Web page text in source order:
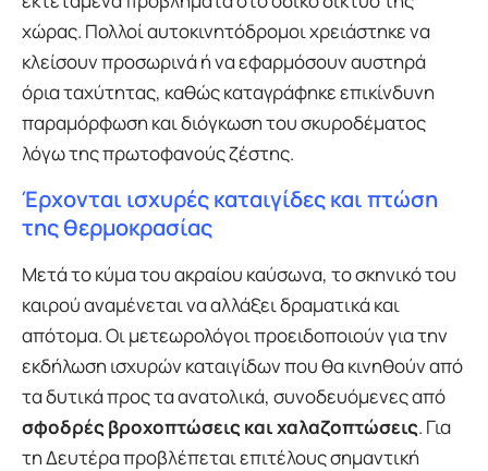
χώρας. Πολλοί αυτοκινητόδρομοι χρειάστηκε να
κλείσουν προσωρινά ή να εφαρμόσουν αυστηρά
όρια ταχύτητας, καθώς καταγράφηκε επικίνδυνη
παραμόρφωση και διόγκωση του σκυροδέματος
λόγω της πρωτοφανούς ζέστης.
Έρχονται ισχυρές καταιγίδες και πτώση
της θερμοκρασίας
Μετά το κύμα του ακραίου καύσωνα, το σκηνικό του
καιρού αναμένεται να αλλάξει δραματικά και
απότομα. Οι μετεωρολόγοι προειδοποιούν για την
εκδήλωση ισχυρών καταιγίδων που θα κινηθούν από
τα δυτικά προς τα ανατολικά, συνοδευόμενες από
σφοδρές βροχοπτώσεις και χαλαζοπτώσεις. Για
τη Δευτέρα προβλέπεται επιτέλους σημαντική